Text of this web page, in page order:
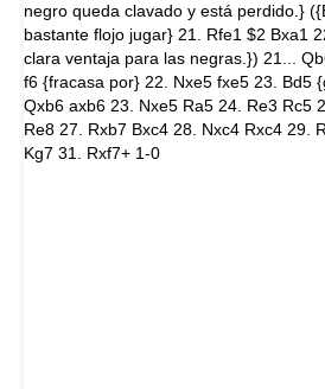
negro queda clavado y está perdido.}
bastante flojo jugar} 21. Rfe1 $2 Bxa1
clara ventaja para las negras.}) 21...
f6 {fracasa por} 22. Nxe5 fxe5 23. Bd5
Qxb6 axb6 23. Nxe5 Ra5 24. Re3 Rc5
Re8 27. Rxb7 Bxc4 28. Nxc4 Rxc4 29.
Kg7 31. Rxf7+ 1-0